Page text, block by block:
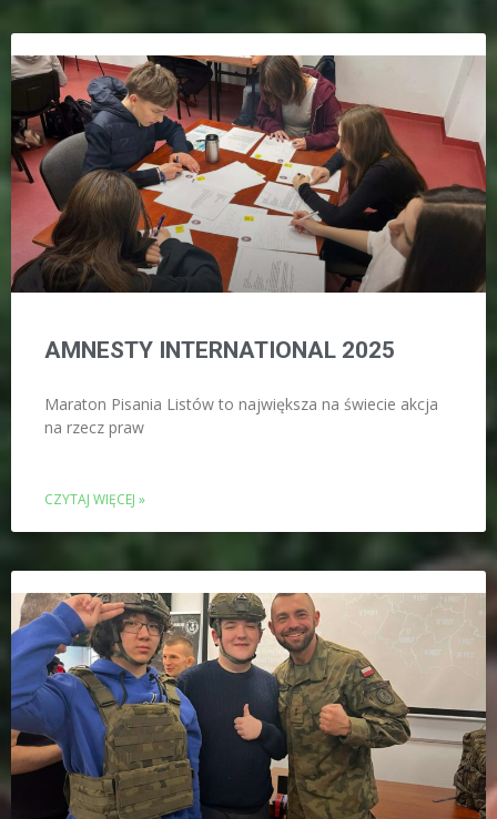
AMNESTY INTERNATIONAL 2025
Maraton Pisania Listów to największa na świecie akcja
na rzecz praw
CZYTAJ WIĘCEJ »